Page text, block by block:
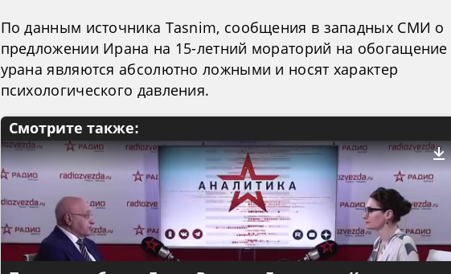
По данным источника Tasnim, сообщения в западных СМИ о
предложении Ирана на 15-летний мораторий на обогащение
урана являются абсолютно ложными и носят характер
психологического давления.
Смотрите также: